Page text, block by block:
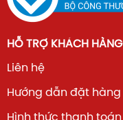
HỖ TRỢ KHÁCH HÀNG
Liên hệ
Hướng dẫn đặt hàng
Hình thức thanh toán